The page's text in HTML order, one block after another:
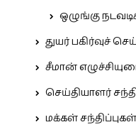
ஒழுங்கு
துயர் பகிர்வுச்
சீமான்
செய்தியாளர்
மக்கள் சந்திப்புகள்